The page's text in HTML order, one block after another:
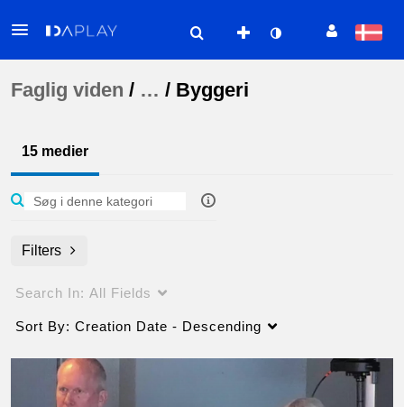
Faglig viden / … / Byggeri
15 medier
Filters
Search In: All Fields
Sort By: Creation Date - Descending